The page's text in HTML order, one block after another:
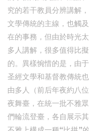
究的若干教員分辨講解
文學傳統的主線，也觸
在的事務，但由於時光
多人講解，很多值得比
的。異樣惋惜的是，由
圣經文學和基督教傳統
由多人（前后年夜約八
夜舞臺，在統一批不雅
們輪流登臺，各自展示